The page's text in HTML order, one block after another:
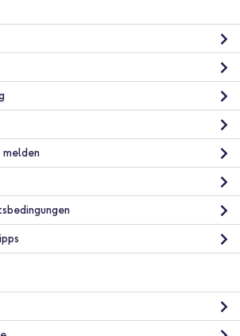
Samsung Galaxy S21 - Black Graphic +
22,98 € 21,98 €
Inkl. MwSt.
In den Warenkorb
Samsung Galaxy S21 - Black Graphic +
aus gehärtetem Glas Samsung
melden